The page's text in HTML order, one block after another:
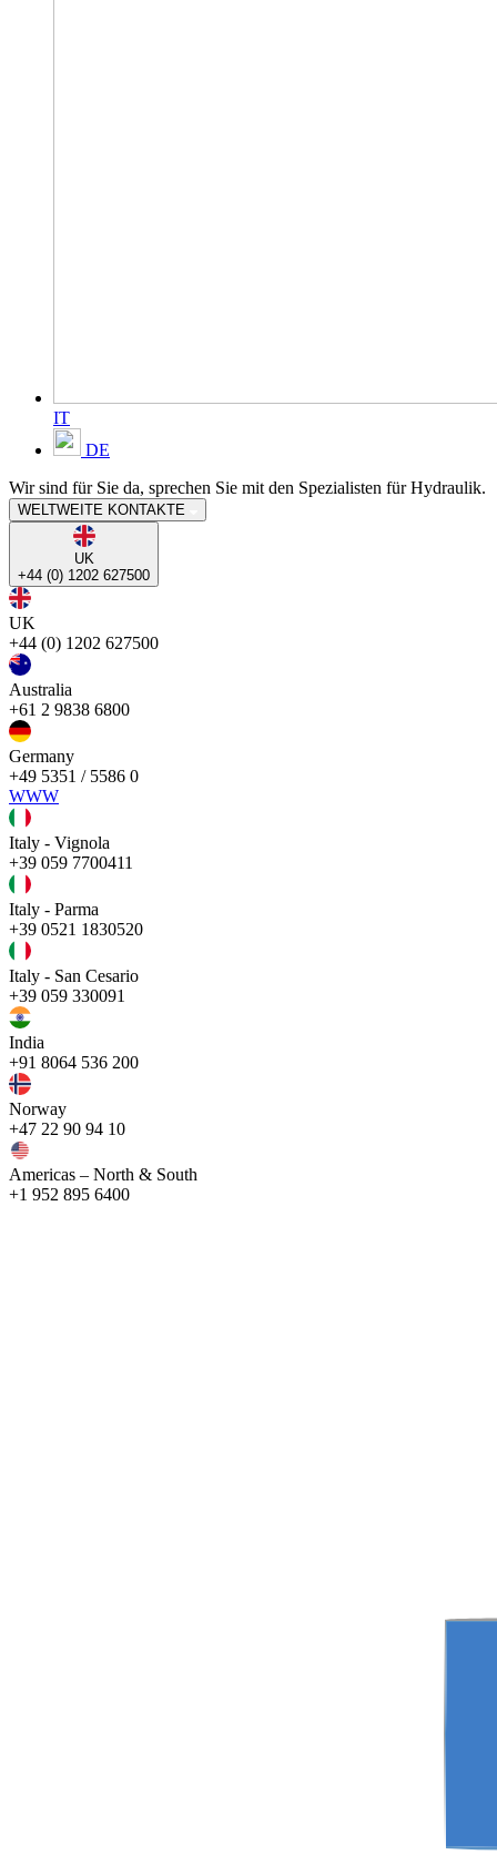
IT
DE
Wir sind für Sie da, sprechen Sie mit den Spezialisten für Hydraulik.
WELTWEITE KONTAKTE
UK
+44 (0) 1202 627500
UK
+44 (0) 1202 627500
Australia
+61 2 9838 6800
Germany
+49 5351 / 5586 0
WWW
Italy - Vignola
+39 059 7700411
Italy - Parma
+39 0521 1830520
Italy - San Cesario
+39 059 330091
India
+91 8064 536 200
Norway
+47 22 90 94 10
Americas – North & South
+1 952 895 6400